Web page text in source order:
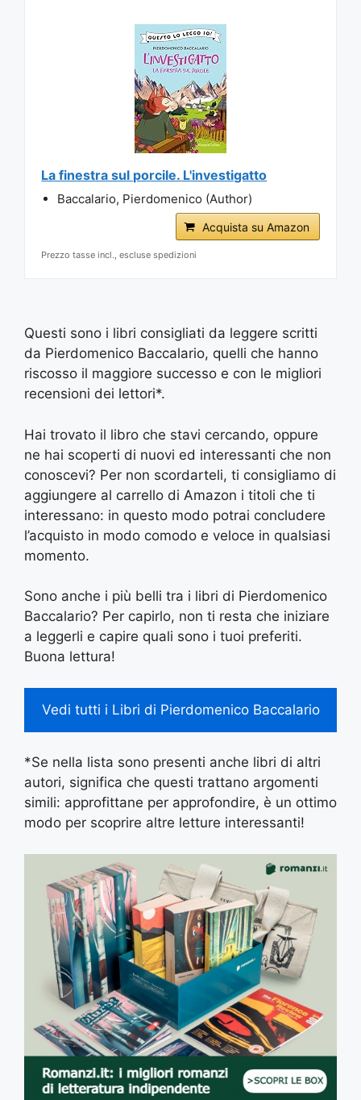
La finestra sul porcile. L'investigatto
Baccalario, Pierdomenico (Author)
Acquista su Amazon
Prezzo tasse incl., escluse spedizioni
Questi sono i libri consigliati da leggere scritti
da Pierdomenico Baccalario, quelli che hanno
riscosso il maggiore successo e con le migliori
recensioni dei lettori*.
Hai trovato il libro che stavi cercando, oppure
ne hai scoperti di nuovi ed interessanti che non
conoscevi? Per non scordarteli, ti consigliamo di
aggiungere al carrello di Amazon i titoli che ti
interessano: in questo modo potrai concludere
l’acquisto in modo comodo e veloce in qualsiasi
momento.
Sono anche i più belli tra i libri di Pierdomenico
Baccalario? Per capirlo, non ti resta che iniziare
a leggerli e capire quali sono i tuoi preferiti.
Buona lettura!
Vedi tutti i Libri di Pierdomenico Baccalario
*Se nella lista sono presenti anche libri di altri
autori, significa che questi trattano argomenti
simili: approfittane per approfondire, è un ottimo
modo per scoprire altre letture interessanti!